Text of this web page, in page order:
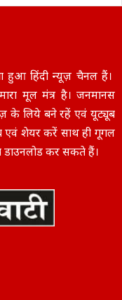
हुआ हिंदी न्यूज़ चैनल हैं।
मूल मंत्र है। जनमानस
के लिये बने रहें एवं यूट्यूब
शेयर करें साथ ही गूगल
डाउनलोड कर सकते हैं।